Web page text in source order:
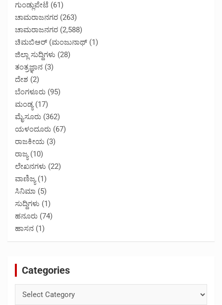
ಗುಂಡ್ಲುಪೇಟೆ (61)
ಚಾಮರಾಜನಗರ (263)
ಚಾಮರಾಜನಗರ (2,588)
ಚಿಮಬಿಆರ್ (ಮಂಜುನಾಥ್ (1)
ಜಿಲ್ಲಾ ಸುದ್ದಿಗಳು (28)
ತಂತ್ರಜ್ಞಾನ (3)
ದೇಶ (2)
ಬೆಂಗಳೂರು (95)
ಮಂಡ್ಯ(17)
ಮೈಸೂರು (362)
ಯಳಂದೂರು (67)
ರಾಜಕೀಯ (3)
ರಾಜ್ಯ(10)
ಲೇಖನಗಳು (22)
ವಾಣಿಜ್ಯ(1)
ಸಿನಿಮಾ (5)
ಸುದ್ದಿಗಳು (1)
ಹನೂರು (74)
ಹಾಸನ (1)
Categories